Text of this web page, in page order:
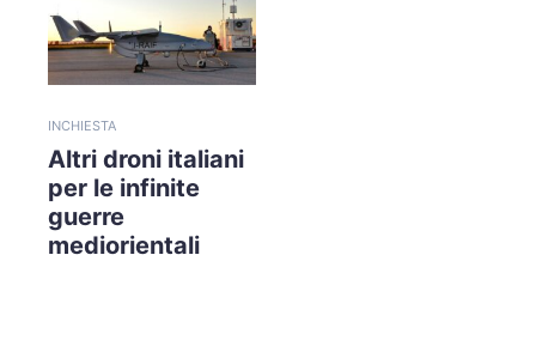
INCHIESTA
Altri droni italiani
per le infinite
guerre
mediorientali